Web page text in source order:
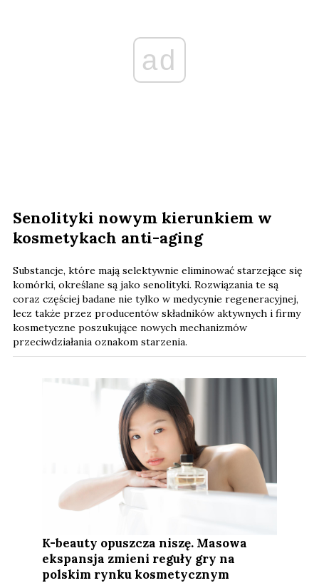
ad
Senolityki nowym kierunkiem w
kosmetykach anti-aging
Substancje, które mają selektywnie eliminować starzejące się
komórki, określane są jako senolityki. Rozwiązania te są
coraz częściej badane nie tylko w medycynie regeneracyjnej,
lecz także przez producentów składników aktywnych i firmy
kosmetyczne poszukujące nowych mechanizmów
przeciwdziałania oznakom starzenia.
K-beauty opuszcza niszę. Masowa
ekspansja zmieni reguły gry na
polskim rynku kosmetycznym